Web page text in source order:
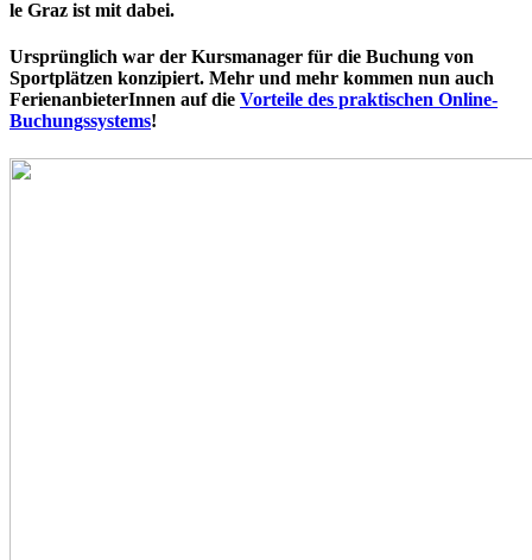
le Graz ist mit dabei.
Ursprüng­lich war der Kurs­ma­na­ger für die Buchung von
Sport­plät­zen kon­zi­piert. Mehr und mehr kommen nun auch
Feri­en­an­bie­te­rIn­nen auf die Vorteile des prak­ti­schen Online-
Buchungs­sys­tems!